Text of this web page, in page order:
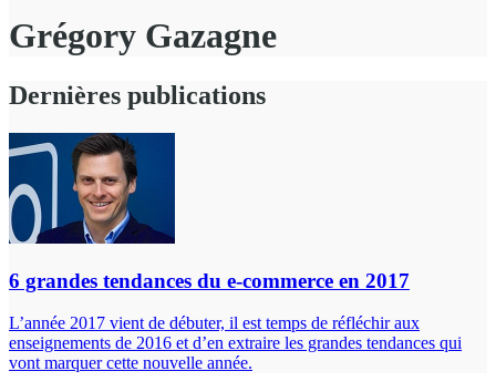
Grégory Gazagne
Dernières publications
6 grandes tendances du e-commerce en 2017
L’année 2017 vient de débuter, il est temps de réfléchir aux
enseignements de 2016 et d’en extraire les grandes tendances qui
vont marquer cette nouvelle année.